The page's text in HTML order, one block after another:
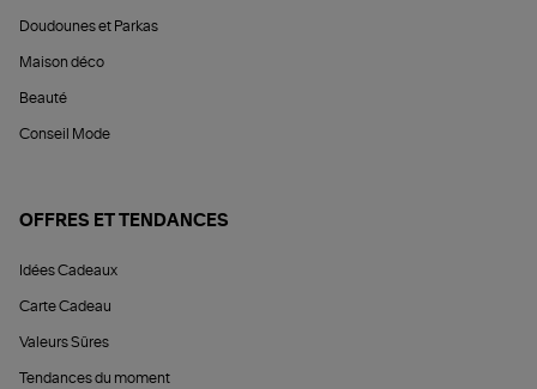
Doudounes et Parkas
Maison déco
Beauté
Conseil Mode
OFFRES ET TENDANCES
Idées Cadeaux
Carte Cadeau
Valeurs Sûres
Tendances du moment